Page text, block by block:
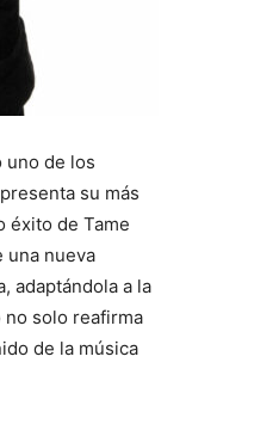
uno de los
su más
éxito de Tame
una nueva
adaptándola a la
solo reafirma
de la música